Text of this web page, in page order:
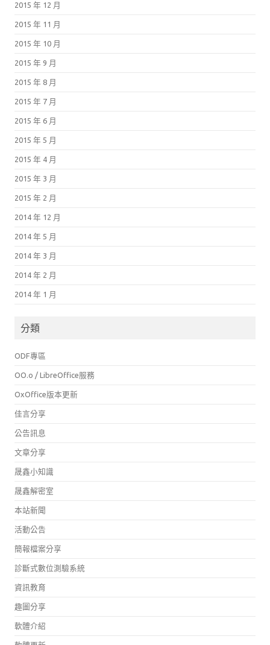
2015 年 12 月
2015 年 11 月
2015 年 10 月
2015 年 9 月
2015 年 8 月
2015 年 7 月
2015 年 6 月
2015 年 5 月
2015 年 4 月
2015 年 3 月
2015 年 2 月
2014 年 12 月
2014 年 5 月
2014 年 3 月
2014 年 2 月
2014 年 1 月
分類
ODF專區
OO.o / LibreOffice服務
OxOffice版本更新
佳言分享
公告訊息
文章分享
晟鑫小知識
晟鑫解密室
本站新聞
活動公告
簡報檔案分享
診斷式數位測驗系統
資訊教育
趣圖分享
軟體介紹